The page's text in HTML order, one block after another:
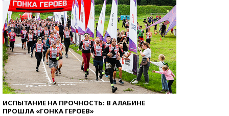
ИСПЫТАНИЕ НА ПРОЧНОСТЬ: В АЛАБИНЕ
ПРОШЛА «ГОНКА ГЕРОЕВ»